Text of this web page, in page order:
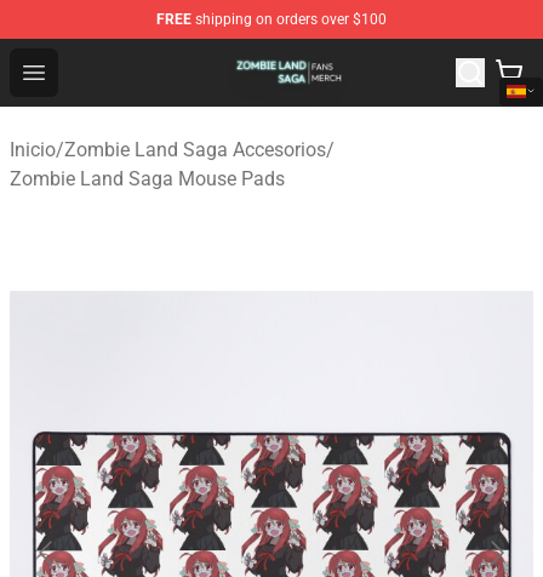
FREE shipping on orders over $100
Open menu
Zombie Land Saga Shop - Official Zombie Land Saga
Inicio/Zombie Land Saga Accesorios/
Zombie Land Saga Mouse Pads